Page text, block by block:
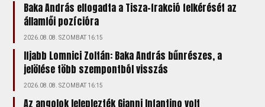
Baka András elfogadta a Tisza-frakció felkérését az
államfői pozícióra
2026.08.08. SZOMBAT 16:15
Ifjabb Lomnici Zoltán: Baka András bűnrészes, a
jelölése több szempontból visszás
2026.08.08. SZOMBAT 16:15
Az angolok leleplezték Gianni Infantino volt